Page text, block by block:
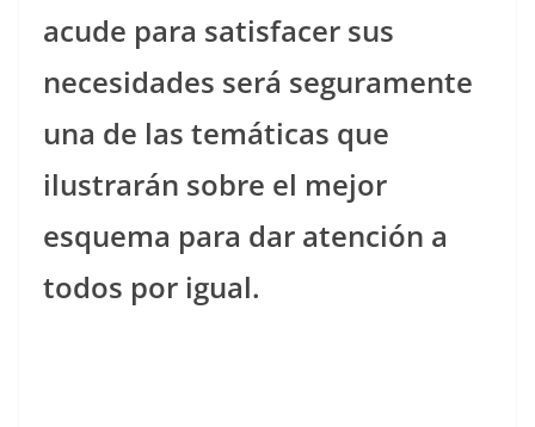
acude para satisfacer sus
necesidades será seguramente
una de las temáticas que
ilustrarán sobre el mejor
esquema para dar atención a
todos por igual.